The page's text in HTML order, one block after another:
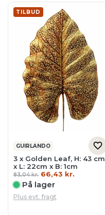
TILBUD
GUIRLANDO
3 x Golden Leaf, H: 43 cm
x L: 22cm x B: 1cm
83,04kr. Den
pris
var:
83,04 kr..
66,43 kr.
På lager
Plus evt. fragt